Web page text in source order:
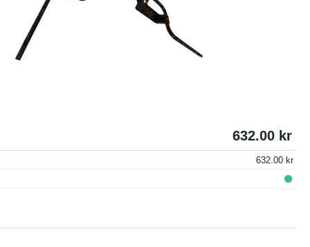
632.00
632.00